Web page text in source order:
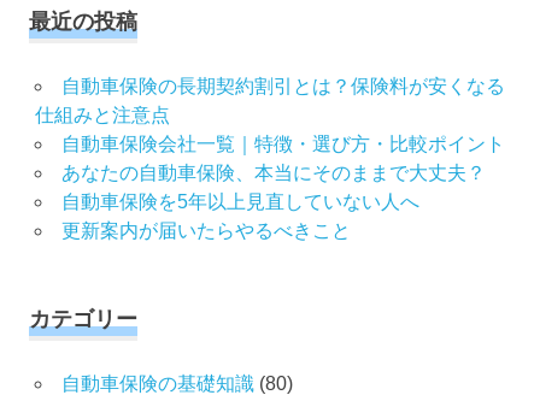
最近の投稿
自動車保険の長期契約割引とは？保険料が安くなる
仕組みと注意点
自動車保険会社一覧｜特徴・選び方・比較ポイント
あなたの自動車保険、本当にそのままで大丈夫？
自動車保険を5年以上見直していない人へ
更新案内が届いたらやるべきこと
カテゴリー
自動車保険の基礎知識(80)